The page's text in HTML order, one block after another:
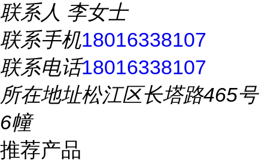
联系人 李女士
联系手机18016338107
联系电话18016338107
所在地址松江区长塔路465号
6幢
推荐产品